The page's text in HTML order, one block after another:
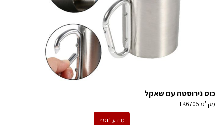
כוס נירוסטה עם שאקל
מק''ט ETK6705
מידע נוסף